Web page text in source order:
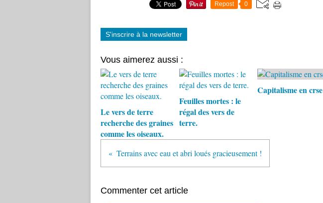
Repost 0
S'inscrire à la newsletter
Vous aimerez aussi :
Le vers de terre
recherche des graines
comme les oiseaux.
Feuilles mortes : le
régal des vers de
terre.
Capitalisme en crse
Terrains avec eau et abri loués gracieusement !
Commenter cet article